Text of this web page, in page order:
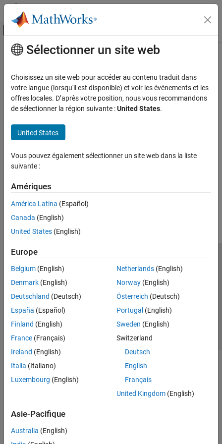
Passer au contenu
Activer/désactiver l'affichage du menu
Accueil de la documentation
Contenu principal
How useful was this information?
Sélectionner un site web
Choisissez un site web pour accéder au contenu traduit dans
votre langue (lorsqu'il est disponible) et voir les événements et les
offres locales. D’après votre position, nous vous recommandons
de sélectionner la région suivante :United States.
United States
Vous pouvez également sélectionner un site web dans la liste
suivante :
Amériques
América Latina (Español)
Canada (English)
United States (English)
Europe
Belgium (English)
Denmark (English)
Deutschland (Deutsch)
España (Español)
Finland (English)
France (Français)
Ireland (English)
Italia (Italiano)
Luxembourg (English)
Netherlands(English)
Norway(English)
Österreich (Deutsch)
Portugal (English)
Sweden (English)
Switzerland
Deutsch
English
Français
United Kingdom(English)
Asie-Pacifique
Australia (English)
Lutte anti-piratage
Contacts locaux
© 1994-2026 The MathWorks, Inc.